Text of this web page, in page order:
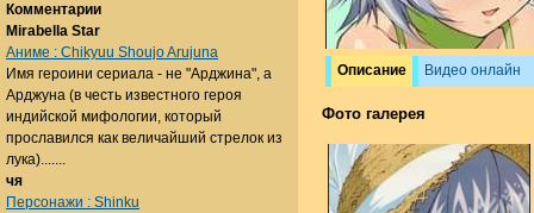
Описание Видео онлайн
Фото галерея
Комментарии
Mirabella Star
Аниме : Chikyuu Shoujo Arujuna
Имя героини сериала - не "Арджина", а
Арджуна (в честь известного героя
индийской мифологии, который
прославился как величайший стрелок из
лука).......
чя
Персонажи : Shinku